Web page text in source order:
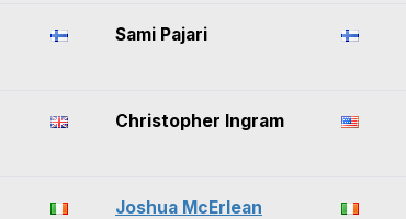
Sami Pajari
Christopher Ingram
Joshua McErlean